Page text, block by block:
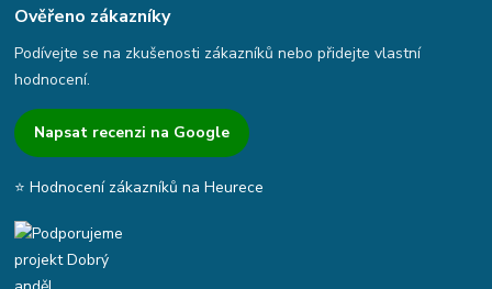
Ověřeno zákazníky
Podívejte se na zkušenosti zákazníků nebo přidejte vlastní
hodnocení.
Napsat recenzi na Google
⭐ Hodnocení zákazníků na Heurece